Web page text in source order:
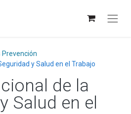
Prevención
y Salud en el Trabajo
de la
Salud en el